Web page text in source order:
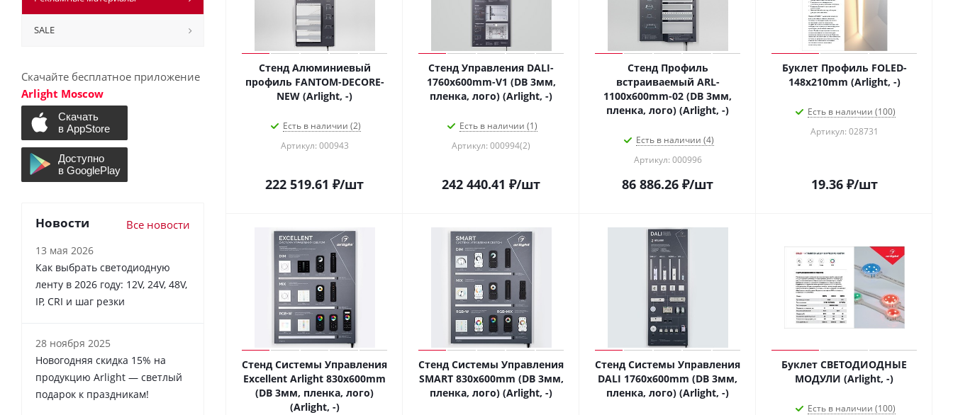
Стенд Алюминиевый
профиль FANTOM-DECORE-
NEW (Arlight, -)
Есть в наличии (2)
Артикул: 000943
222 519.61 ₽/шт
Стенд Управления DALI-
1760х600mm-V1 (DB 3мм,
пленка, лого) (Arlight, -)
Есть в наличии (1)
Артикул: 000994(2)
242 440.41 ₽/шт
Стенд Профиль
встраиваемый ARL-
1100x600mm-02 (DB 3мм,
пленка, лого) (Arlight, -)
Есть в наличии (4)
Артикул: 000996
86 886.26 ₽/шт
Буклет Профиль FOLED-
148х210mm (Arlight, -)
Есть в наличии (100)
Артикул: 028731
19.36₽/шт
Стенд Системы Управления
Excellent Arlight 830x600mm
(DB 3мм, пленка, лого)
(Arlight, -)
Стенд Системы Управления
SMART 830x600mm (DB 3мм,
пленка, лого) (Arlight, -)
Стенд Системы Управления
DALI 1760x600mm (DB 3мм,
пленка, лого) (Arlight, -)
Буклет СВЕТОДИОДНЫЕ
МОДУЛИ (Arlight, -)
Есть в наличии (100)
SALE
Скачайте бесплатное приложение
Arlight Moscow
Новости Все новости
13 мая 2026
Как выбрать светодиодную
ленту в 2026 году: 12V, 24V, 48V,
IP, CRI и шаг резки
28 ноября 2025
Новогодняя скидка 15% на
продукцию Arlight — светлый
подарок к праздникам!